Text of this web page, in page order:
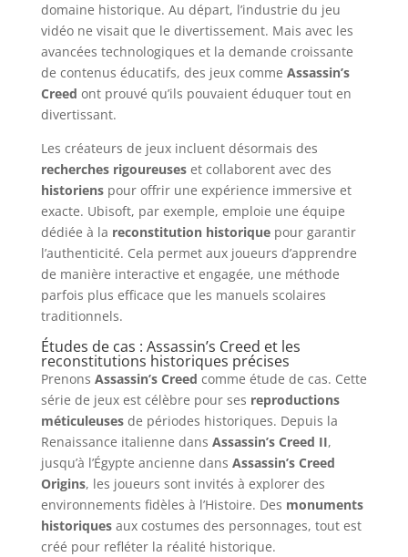
domaine historique. Au départ, l’industrie du jeu
vidéo ne visait que le divertissement. Mais avec les
avancées technologiques et la demande croissante
de contenus éducatifs, des jeux comme Assassin’s
Creed ont prouvé qu’ils pouvaient éduquer tout en
divertissant.
Les créateurs de jeux incluent désormais des
recherches rigoureuseset collaborent avec des
historienspour offrir une expérience immersive et
exacte. Ubisoft, par exemple, emploie une équipe
dédiée à la reconstitution historiquepour garantir
l’authenticité. Cela permet aux joueurs d’apprendre
de manière interactive et engagée, une méthode
parfois plus efficace que les manuels scolaires
traditionnels.
Études de cas : Assassin’s Creed et les
reconstitutions historiques précises
Prenons Assassin’s Creed comme étude de cas. Cette
série de jeux est célèbre pour ses reproductions
méticuleusesde périodes historiques. Depuis la
Renaissance italienne dans Assassin’s Creed II,
jusqu’à l’Égypte ancienne dans Assassin’s Creed
Origins, les joueurs sont invités à explorer des
environnements fidèles à l’Histoire. Des monuments
historiquesaux costumes des personnages, tout est
créé pour refléter la réalité historique.